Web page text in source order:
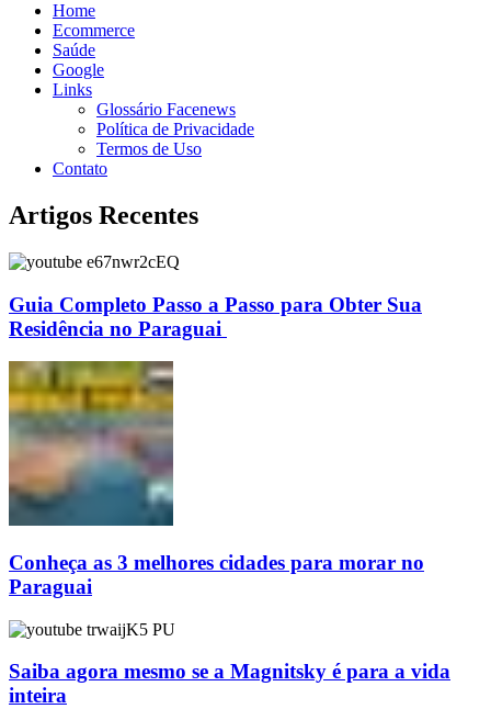
Home
Ecommerce
Saúde
Google
Links
Glossário Facenews
Política de Privacidade
Termos de Uso
Contato
Artigos Recentes
Guia Completo Passo a Passo para Obter Sua
Residência no Paraguai
Conheça as 3 melhores cidades para morar no
Paraguai
Saiba agora mesmo se a Magnitsky é para a vida
inteira